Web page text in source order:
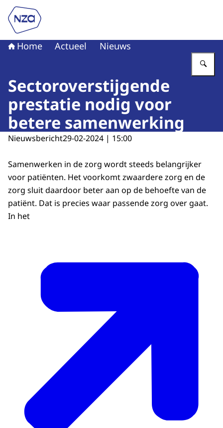
Naar de homepage van Nederlandse Zorgautoriteit
Home Actueel Nieuws
Sectoroverstijgende
prestatie nodig voor
betere samenwerking
Nieuwsbericht29-02-2024 | 15:00
Samenwerken in de zorg wordt steeds belangrijker
voor patiënten. Het voorkomt zwaardere zorg en de
zorg sluit daardoor beter aan op de behoefte van de
patiënt. Dat is precies waar passende zorg over gaat.
In het